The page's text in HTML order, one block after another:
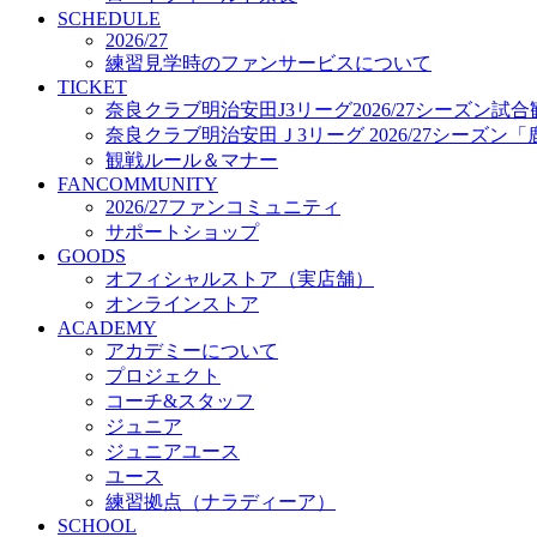
プロジェクト
コーチ&スタッフ
ジュニア
ジュニアユース
ユース
練習拠点（ナラディーア）
SCHOOL
CLUB
2026/27 パートナー企業
パートナー募集
クラブ理念
クラブ情報
サステナビリティ
Web制作支援
応援プロジェクト
SCHEDULE
2026/27
練習見学時のファンサービスについて
TICKET
奈良クラブ明治安田J3リーグ2026/27シーズン試合
奈良クラブ明治安田Ｊ3リーグ 2026/27シーズン「
観戦ルール＆マナー
FANCOMMUNITY
2026/27ファンコミュニティ
サポートショップ
GOODS
オフィシャルストア（実店舗）
オンラインストア
ACADEMY
アカデミーについて
プロジェクト
コーチ&スタッフ
ジュニア
ジュニアユース
ユース
練習拠点（ナラディーア）
SCHOOL